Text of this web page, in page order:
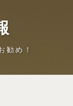
勧め！